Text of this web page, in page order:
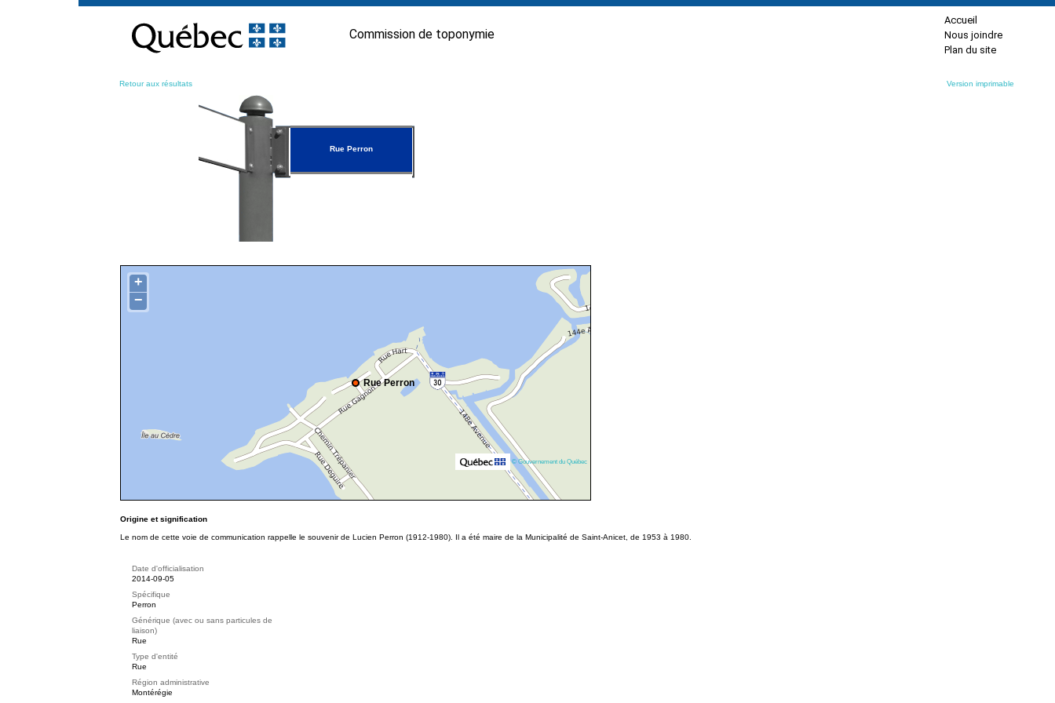
contenu
Commission de toponymie
Accueil
Nous joindre
Plan du site
Retour aux résultats Version imprimable
Rue Perron
Rue Perron
+
−
© Gouvernement du Québec
Origine et signification
Le nom de cette voie de communication rappelle le souvenir de Lucien Perron (1912-1980). Il a été maire de la Municipalité de Saint-Anicet, de 1953 à 1980.
Date d'officialisation
2014-09-05
Spécifique
Perron
Générique (avec ou sans particules de
liaison)
Rue
Type d'entité
Rue
Région administrative
Montérégie